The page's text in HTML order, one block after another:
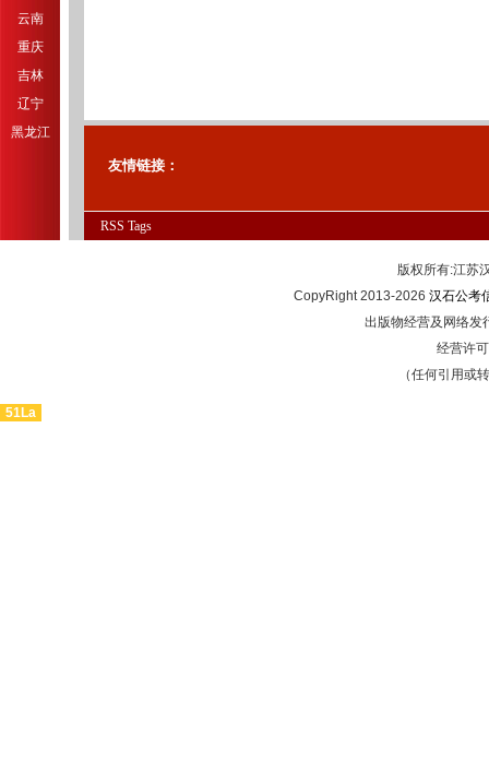
云南
重庆
吉林
辽宁
黑龙江
友情链接：
RSS Tags
版权所有:江
CopyRight 2013-2026 汉石公考
出版物经营及网络发
经营许
（任何引用或
51La